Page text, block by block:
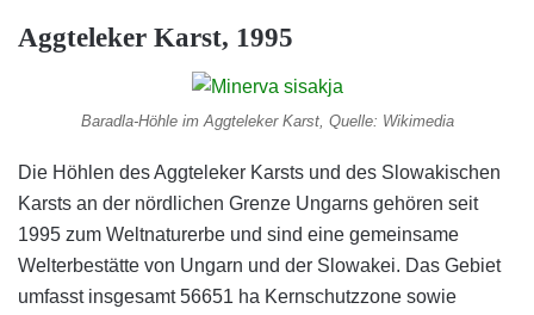
Aggteleker Karst, 1995
Baradla-Höhle im Aggteleker Karst, Quelle: Wikimedia
Die Höhlen des Aggteleker Karsts und des Slowakischen
Karsts an der nördlichen Grenze Ungarns gehören seit
1995 zum Weltnaturerbe und sind eine gemeinsame
Welterbestätte von Ungarn und der Slowakei. Das Gebiet
umfasst insgesamt 56651 ha Kernschutzzone sowie